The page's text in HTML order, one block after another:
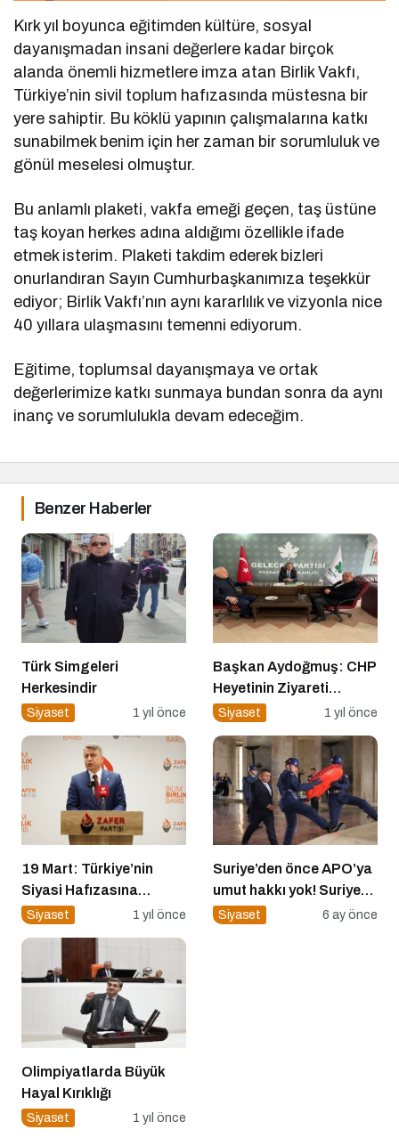
Kırk yıl boyunca eğitimden kültüre, sosyal
dayanışmadan insani değerlere kadar birçok
alanda önemli hizmetlere imza atan Birlik Vakfı,
Türkiye’nin sivil toplum hafızasında müstesna bir
yere sahiptir. Bu köklü yapının çalışmalarına katkı
sunabilmek benim için her zaman bir sorumluluk ve
gönül meselesi olmuştur.
Bu anlamlı plaketi, vakfa emeği geçen, taş üstüne
taş koyan herkes adına aldığımı özellikle ifade
etmek isterim. Plaketi takdim ederek bizleri
onurlandıran Sayın Cumhurbaşkanımıza teşekkür
ediyor; Birlik Vakfı’nın aynı kararlılık ve vizyonla nice
40 yıllara ulaşmasını temenni ediyorum.
Eğitime, toplumsal dayanışmaya ve ortak
değerlerimize katkı sunmaya bundan sonra da aynı
inanç ve sorumlulukla devam edeceğim.
Benzer Haberler
Türk Simgeleri
Herkesindir
Siyaset 1 yıl önce
Başkan Aydoğmuş: CHP
Heyetinin Ziyareti
Memnuniyet Verici
Siyaset 1 yıl önce
19 Mart: Türkiye’nin
Siyasi Hafızasına
Kazınan Sivil Darbe
Siyaset 1 yıl önce
Suriye’den önce APO’ya
umut hakkı yok! Suriye
düzelmeden APO’ya
Siyaset 6 ay önce
Olimpiyatlarda Büyük
Hayal Kırıklığı
Siyaset 1 yıl önce